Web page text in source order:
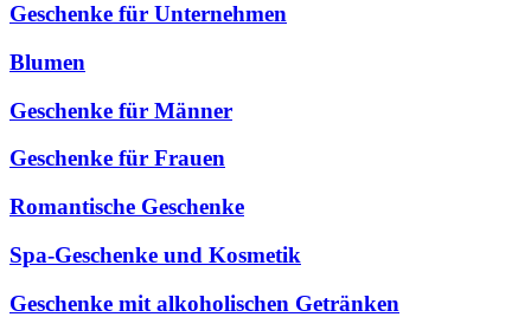
Geschenke für Unternehmen
Blumen
Geschenke für Männer
Geschenke für Frauen
Romantische Geschenke
Spa-Geschenke und Kosmetik
Geschenke mit alkoholischen Getränken